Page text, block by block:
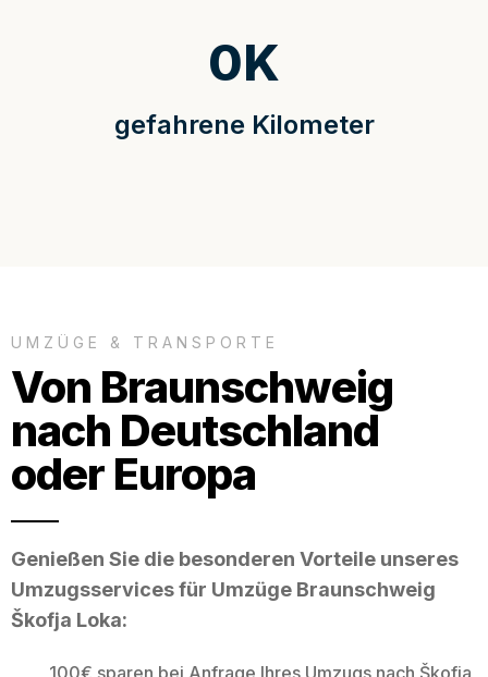
gefahrene Kilometer
0K
UMZÜGE & TRANSPORTE
Von Braunschweig
nach Deutschland
oder Europa
Genießen Sie die besonderen Vorteile unseres
Umzugsservices für Umzüge Braunschweig
Škofja Loka:
100€ sparen bei Anfrage Ihres Umzugs nach Škofja